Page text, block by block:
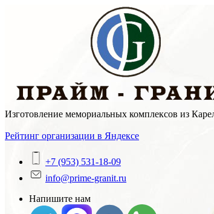
Изготовление мемориальных комплексов из
Рейтинг организации в Яндексе
+7 (953) 531-18-09
info@prime-granit.ru
Напишите нам